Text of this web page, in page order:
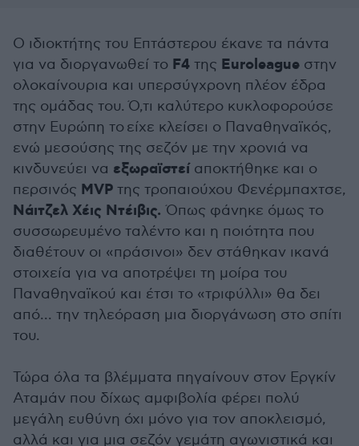
Ο ιδιοκτήτης του Επτάστερου έκανε τα πάντα
για να διοργανωθεί το F4 της Euroleague στην
ολοκαίνουρια και υπερσύγχρονη πλέον έδρα
της ομάδας του. Ό,τι καλύτερο κυκλοφορούσε
στην Ευρώπη το είχε κλείσει ο Παναθηναϊκός,
ενώ μεσούσης της σεζόν με την χρονιά να
κινδυνεύει να εξωραϊστείαποκτήθηκε και ο
περσινός MVP της τροπαιούχου Φενέρμπαχτσε,
Νάιτζελ Χέις Ντέιβις. Όπως φάνηκε όμως το
συσσωρευμένο ταλέντο και η ποιότητα που
διαθέτουν οι «πράσινοι» δεν στάθηκαν ικανά
στοιχεία για να αποτρέψει τη μοίρα του
Παναθηναϊκού και έτσι το «τριφύλλι» θα δει
από... την τηλεόραση μια διοργάνωση στο σπίτι
του.
Τώρα όλα τα βλέμματα πηγαίνουν στον Εργκίν
Αταμάν που δίχως αμφιβολία φέρει πολύ
μεγάλη ευθύνη όχι μόνο για τον αποκλεισμό,
αλλά και για μια σεζόν γεμάτη αγωνιστικά και